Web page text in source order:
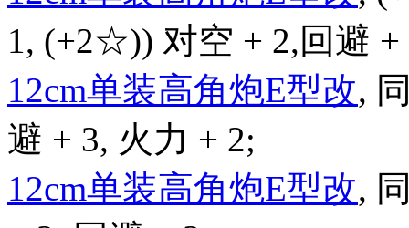
1, (+2☆)) 对空 + 2,回避 +
12cm单装高角炮E型改,
避 + 3, 火力 + 2;
12cm单装高角炮E型改,